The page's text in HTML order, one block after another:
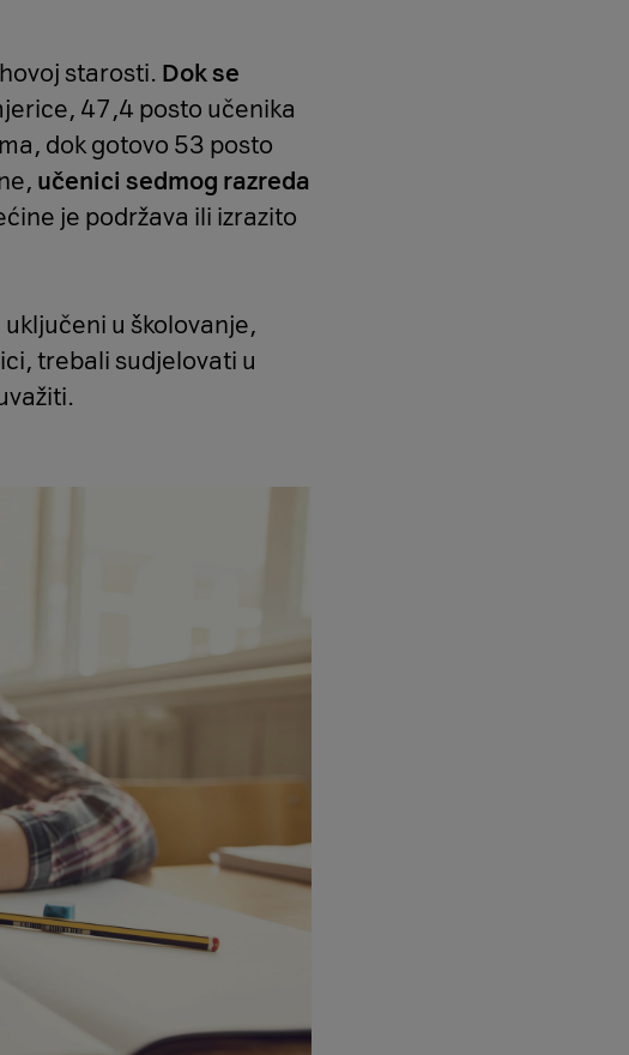
starosti. Dok se
47,4 posto učenika
dok gotovo 53 posto
učenici sedmog razreda
je podržava ili izrazito
u školovanje,
trebali sudjelovati u